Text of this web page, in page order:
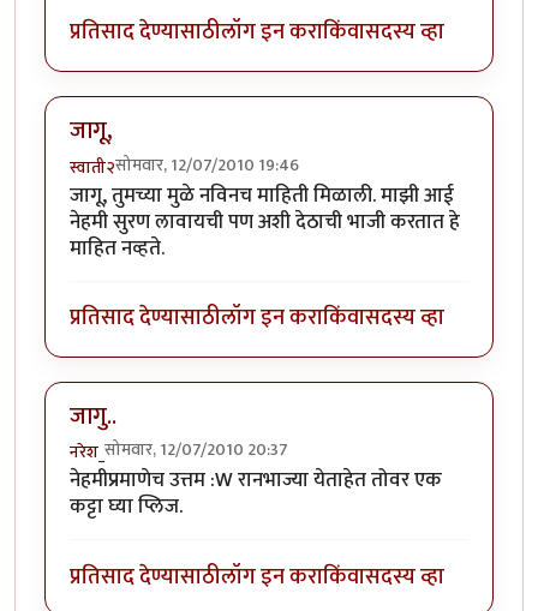
प्रतिसाद देण्यासाठीलॉग इन कराकिंवासदस्य व्हा
जागू,
स्वाती२सोमवार, 12/07/2010 19:46
जागू, तुमच्या मुळे नविनच माहिती मिळाली. माझी आई
नेहमी सुरण लावायची पण अशी देठाची भाजी करतात हे
माहित नव्हते.
प्रतिसाद देण्यासाठीलॉग इन कराकिंवासदस्य व्हा
जागु..
नरेश_ सोमवार, 12/07/2010 20:37
नेहमीप्रमाणेच उत्तम :W रानभाज्या येताहेत तोवर एक
कट्टा घ्या प्लिज.
प्रतिसाद देण्यासाठीलॉग इन कराकिंवासदस्य व्हा